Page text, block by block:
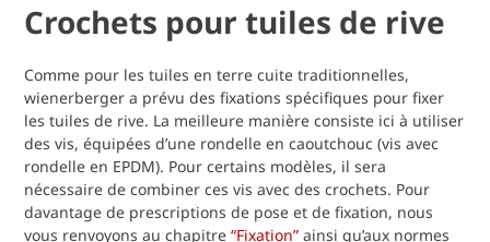
Crochets pour tuiles de rive
Comme pour les tuiles en terre cuite traditionnelles,
wienerberger a prévu des fixations spécifiques pour fixer
les tuiles de rive. La meilleure manière consiste ici à utiliser
des vis, équipées d’une rondelle en caoutchouc (vis avec
rondelle en EPDM). Pour certains modèles, il sera
nécessaire de combiner ces vis avec des crochets. Pour
davantage de prescriptions de pose et de fixation, nous
vous renvoyons au chapitre “Fixation” ainsi qu’aux normes